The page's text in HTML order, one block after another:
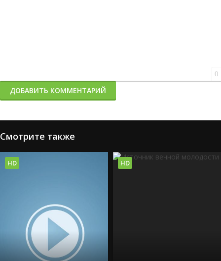
0
ДОБАВИТЬ КОММЕНТАРИЙ
Смотрите также
HD HD